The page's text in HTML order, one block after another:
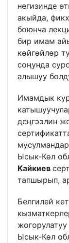
негизинде
акыйда,
боюнча
бир имам
көйгөйлөр
соңунда
алышуу
Имамдык
деңгээлин
Ысык-Көл
Кайкиев
тапшырып,
Белгилей
Ысык-Көл